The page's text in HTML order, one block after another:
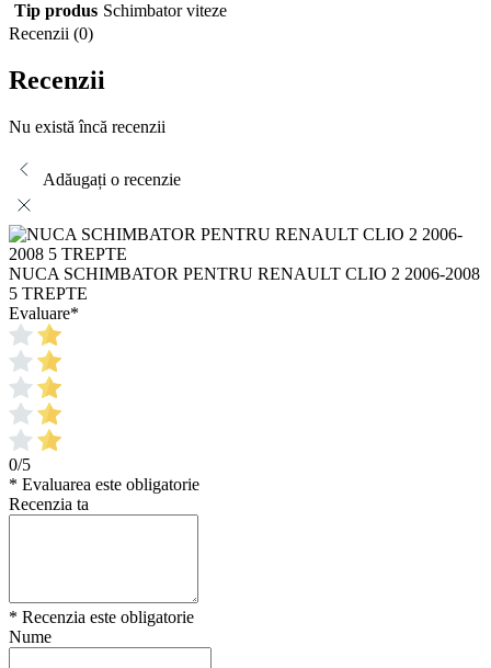
Tip produs Schimbator viteze
Recenzii (0)
Recenzii
Nu există încă recenzii
Adăugați o recenzie
NUCA SCHIMBATOR PENTRU RENAULT CLIO 2 2006-2008
5 TREPTE
Evaluare*
0/5
* Evaluarea este obligatorie
Recenzia ta
* Recenzia este obligatorie
Nume